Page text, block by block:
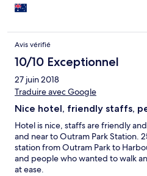
Avis vérifié
10/10 Exceptionnel
27 juin 2018
Traduire avec Google
Nice hotel, friendly staffs,
Hotel is nice, staffs are friendly
and near to Outram Park Station.
station from Outram Park to
and people who wanted to walk
at ease.